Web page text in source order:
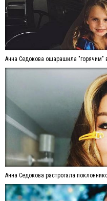
Анна Седокова ошарашила "горячим"
Анна Седокова растрогала